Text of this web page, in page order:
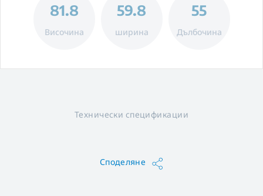
81.8
Височина
59.8
ширина
55
Дълбочина
Технически спецификации
Споделяне